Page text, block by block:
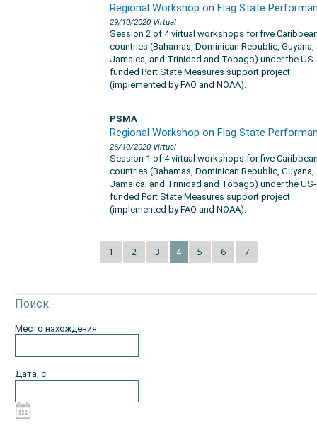
Regional Workshop on Flag State
29/10/2020 Virtual
Session 2 of 4 virtual workshops for five
countries (Bahamas, Dominican Republic, Guyana,
Jamaica, and Trinidad and Tobago) under the US-
funded Port State Measures support project
(implemented by FAO and NOAA).
PSMA
Regional Workshop on Flag State
26/10/2020 Virtual
Session 1 of 4 virtual workshops for five
countries (Bahamas, Dominican Republic, Guyana,
Jamaica, and Trinidad and Tobago) under the US-
funded Port State Measures support project
(implemented by FAO and NOAA).
1 2 3 4 5 6 7
Поиск
Место нахождения
Дата, с